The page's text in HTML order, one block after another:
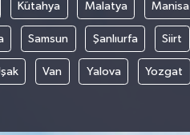
Kütahya Malatya Manisa
Samsun Şanlıurfa Siirt
Van Yalova Yozgat